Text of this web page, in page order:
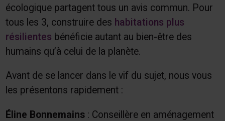
écologique partagent tous un avis commun. Pour
tous les 3, construire des habitations plus
résilientes bénéficie autant au bien-être des
humains qu’à celui de la planète.
Avant de se lancer dans le vif du sujet, nous vous
les présentons rapidement :
Éline Bonnemains: Conseillère en aménagement